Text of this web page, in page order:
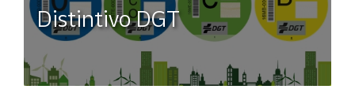
Distintivo DGT